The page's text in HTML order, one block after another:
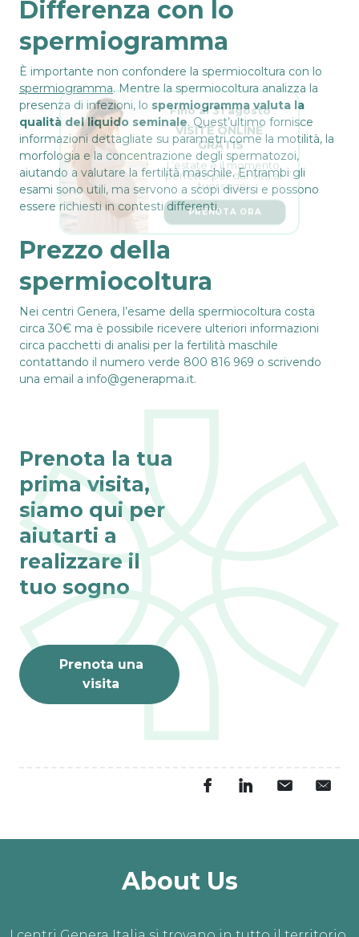
Differenza con lo
spermiogramma
È importante non confondere la spermiocoltura con lo
spermiogramma. Mentre la spermiocoltura analizza la
presenza di infezioni, lo spermiogramma valuta la
qualità del liquido seminale. Quest’ultimo fornisce
informazioni dettagliate su parametri come la motilità, la
morfologia e la concentrazione degli spermatozoi,
aiutando a valutare la fertilità maschile. Entrambi gli
esami sono utili, ma servono a scopi diversi e possono
essere richiesti in contesti differenti.
Prezzo della
spermiocoltura
Nei centri Genera, l’esame della spermiocoltura costa
circa 30€ ma è possibile ricevere ulteriori informazioni
circa pacchetti di analisi per la fertilità maschile
contattando il numero verde 800 816 969 o scrivendo
una email a info@generapma.it.
Prenota la tua
prima visita,
siamo qui per
aiutarti a
realizzare il
tuo sogno
Prenota una
visita
About Us
VISITE ONLINE
GRATIS
L’estate è il momento
perfetto per dar vita ai
tuoi sogni.
PRENOTA ORA
Fino al 31 agosto